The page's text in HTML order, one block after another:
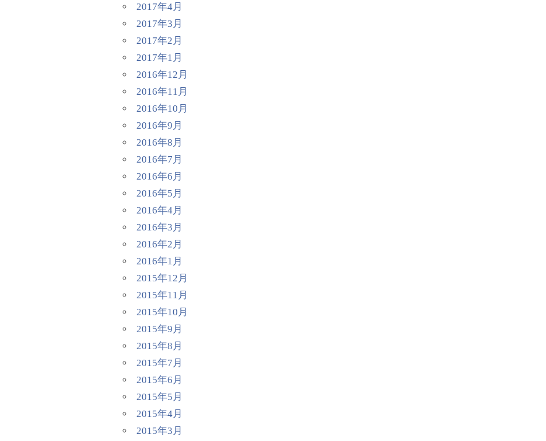
2017年4月
2017年3月
2017年2月
2017年1月
2016年12月
2016年11月
2016年10月
2016年9月
2016年8月
2016年7月
2016年6月
2016年5月
2016年4月
2016年3月
2016年2月
2016年1月
2015年12月
2015年11月
2015年10月
2015年9月
2015年8月
2015年7月
2015年6月
2015年5月
2015年4月
2015年3月